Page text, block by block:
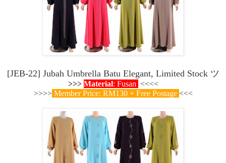
[JEB-22] Jubah Umbrella Batu Elegant, Limited Stock ツ
>>> Material: Fusan <<<<
>>>>Member Price: RM130 + Free Postage <<<